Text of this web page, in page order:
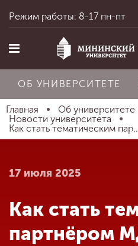
Главная
Абитуриенту
Режим работы: 8-17 пн-пт
ОБ УНИВЕРСИТЕТЕ
Главная
Об университете
Новости университета
Как стать тематическим
17 июля 2025
Как стать
партнёром